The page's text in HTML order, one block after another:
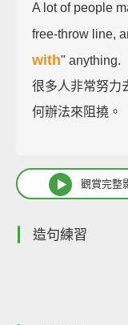
A lot of people
free-throw line,
with" anything.
很多人非常努力
何辦法來阻撓。
觀賞完整
造句練習